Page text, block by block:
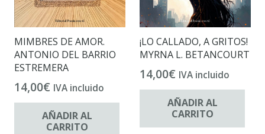
MIMBRES DE AMOR.
ANTONIO DEL BARRIO
ESTREMERA
14,00€ IVA incluido
AÑADIR AL
CARRITO
¡LO CALLADO, A GRITOS!
MYRNA L. BETANCOURT
14,00€ IVA incluido
AÑADIR AL
CARRITO